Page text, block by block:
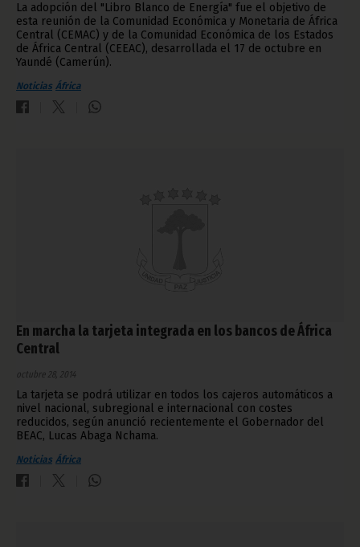
La adopción del "Libro Blanco de Energía" fue el objetivo de
esta reunión de la Comunidad Económica y Monetaria de África
Central (CEMAC) y de la Comunidad Económica de los Estados
de África Central (CEEAC), desarrollada el 17 de octubre en
Yaundé (Camerún).
Noticias África
En marcha la tarjeta integrada en los bancos de África
Central
octubre 28, 2014
La tarjeta se podrá utilizar en todos los cajeros automáticos a
nivel nacional, subregional e internacional con costes
reducidos, según anunció recientemente el Gobernador del
BEAC, Lucas Abaga Nchama.
Noticias África